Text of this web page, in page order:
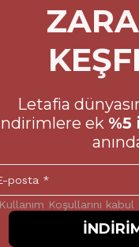
en aza
göz
süre
olur.
bir
Letafia
ek
Kullanım Koşullarını